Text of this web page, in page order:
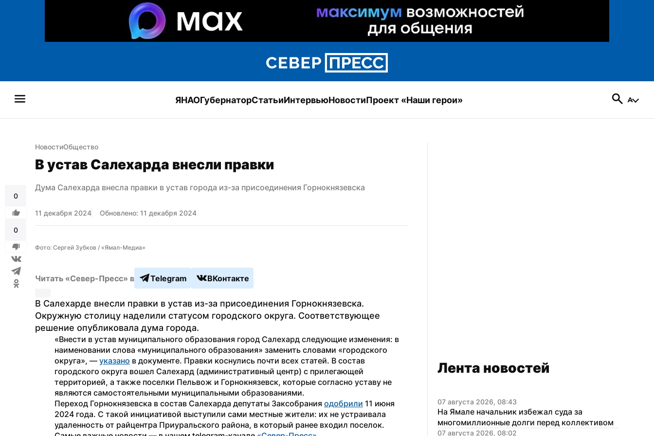
ЯНАОГубернаторСтатьиИнтервьюНовостиПроект «Наши герои»
0
0
НовостиОбщество
В устав Салехарда внесли правки
Дума Салехарда внесла правки в устав города из-за присоединения Горнокнязевска
11 декабря 2024 Обновлено: 11 декабря 2024
Фото: Сергей Зубков / «Ямал-Медиа»
Читать «Север-Пресс» в Telegram ВКонтакте
В Салехарде внесли правки в устав из-за присоединения Горнокнязевска.
Окружную столицу наделили статусом городского округа. Соответствующее
решение опубликовала дума города.
«Внести в устав муниципального образования город Салехард следующие изменения: в
наименовании слова «муниципального образования» заменить словами «городского
округа», — указано в документе. Правки коснулись почти всех статей. В состав
городского округа вошел Салехард (административный центр) с прилегающей
территорией, а также поселки Пельвож и Горнокнязевск, которые согласно уставу не
являются самостоятельными муниципальными образованиями.
Переход Горнокнязевска в состав Салехарда депутаты Заксобрания одобрили 11 июня
2024 года. С такой инициативой выступили сами местные жители: их не устраивала
удаленность от райцентра Приуральского района, в который ранее входил поселок.
Лента новостей
07 августа 2026, 08:43
На Ямале начальник избежал суда за
многомиллионные долги перед коллективом
07 августа 2026, 08:02